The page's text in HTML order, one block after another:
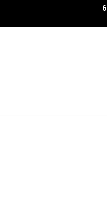
domina qualificação e garante